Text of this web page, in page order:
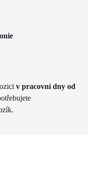
v pracovní dny od